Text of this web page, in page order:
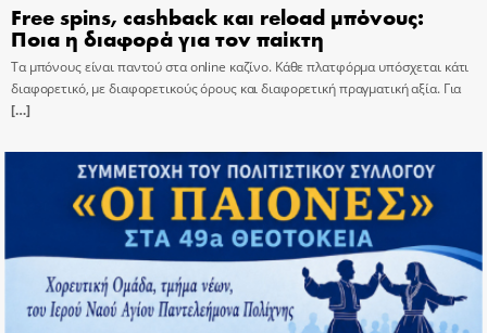
Free spins, cashback και reload μπόνους:
Ποια η διαφορά για τον παίκτη
Τα μπόνους είναι παντού στα online καζίνο. Κάθε πλατφόρμα υπόσχεται κάτι
διαφορετικό, με διαφορετικούς όρους και διαφορετική πραγματική αξία. Για
[…]